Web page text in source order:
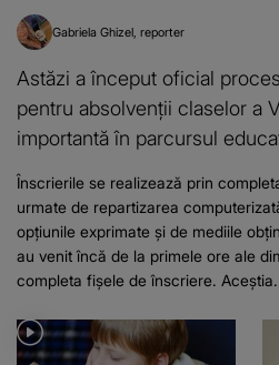
Gabriela Ghizel reporter
Astăzi a început oficial
pentru absolvenții claselor a
importantă în parcursul
Înscrierile se realizează prin
urmate de repartizarea
opțiunile exprimate și de mediile
au venit încă de la primele ore ale
completa fișele de înscriere.